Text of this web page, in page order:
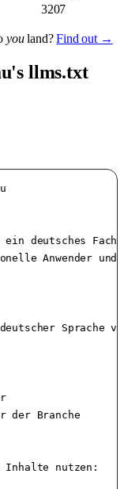
3207
youland?Find out →
llms.txt
deutsches
Anwender und
Sprache
der Branche
Inhalte nutzen: